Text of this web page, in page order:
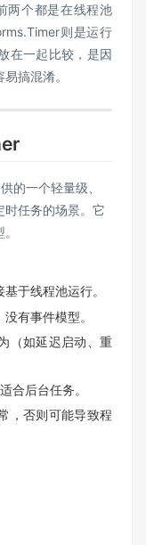
两个都是在线程池
则是运行
在一起比较，是因
搞混淆。
的一个轻量级、
时任务的场景。它
于线程池运行。
有事件模型。
（如延迟启动、重
合后台任务。
，否则可能导致程